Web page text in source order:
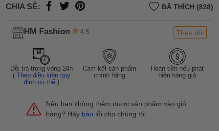
CHIA SẺ: ĐÃ THÍCH (828)
HM Fashion 4.5 Theo dõi
Đỗi trả trong vòng 24h
(Theo điều kiện quy
định cụ thể )
Cam kết sản phẩm
chính hãng
Hoàn tiền nếu phát
hiện hàng giả
Nếu bạn không thêm được sản phẩm vào giỏ
hàng? Hãy báo lỗi cho chúng tôi.